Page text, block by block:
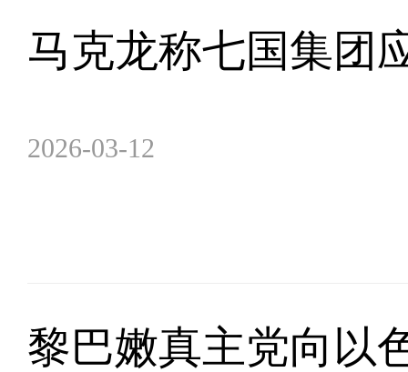
马克龙称七国集团
2026-03-12
黎巴嫩真主党向以